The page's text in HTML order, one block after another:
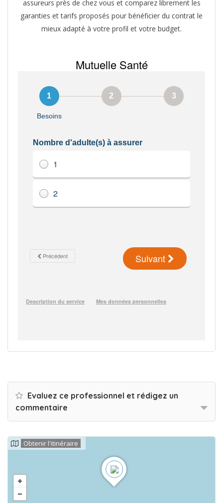
assureurs près de chez vous et comparez librement les
garanties et tarifs proposés pour bénéficier du contrat le
mieux adapté à votre profil et votre budget.
Evaluez ce professionnel et rédigez un
commentaire
Obtenir l'itinéraire